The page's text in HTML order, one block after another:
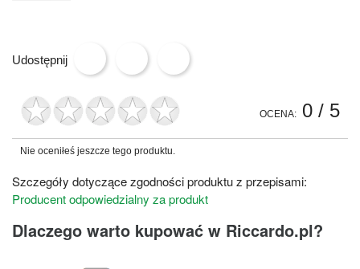
Udostępnij
OCENA: 0 / 5
Nie oceniłeś jeszcze tego produktu.
Szczegóły dotyczące zgodności produktu z przepisami:
Producent odpowiedzialny za produkt
Dlaczego warto kupować w Riccardo.pl?